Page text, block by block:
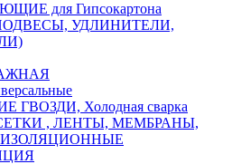
для Гипсокартона
УДЛИНИТЕЛИ,
Холодная сварка
, ЛЕНТЫ, МЕМБРАНЫ,